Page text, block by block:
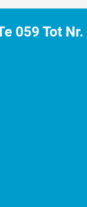
059 Tot